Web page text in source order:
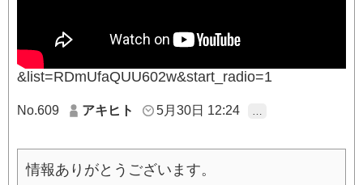
&list=RDmUfaQUU602w&start_radio=1
No.609 アキヒト 5月30日 12:24
情報ありがとうございます。